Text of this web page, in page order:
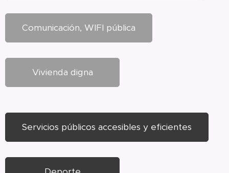
Comunicación, WIFI pública
Vivienda digna
Servicios públicos accesibles y eficientes